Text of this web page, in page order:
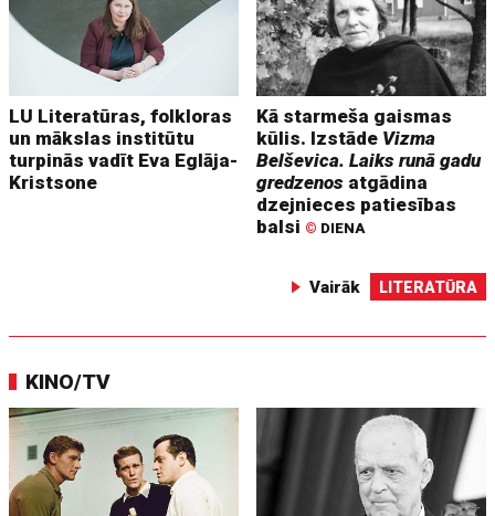
LU Literatūras, folkloras
un mākslas institūtu
turpinās vadīt Eva Eglāja-
Kristsone
Kā starmeša gaismas
kūlis. Izstāde Vizma
Belševica. Laiks runā gadu
gredzenos atgādina
dzejnieces patiesības
balsi © DIENA
Vairāk LITERATŪRA
KINO/TV